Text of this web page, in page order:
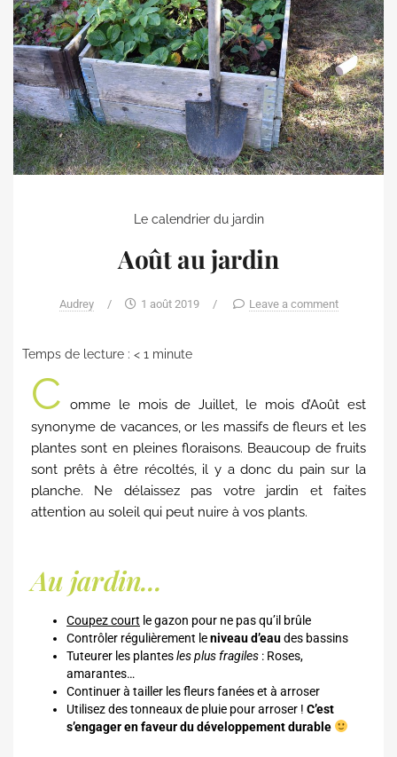
Le calendrier du jardin
Août au jardin
Audrey / 1 août 2019 / Leave a comment
Temps de lecture : < 1 minute
C
omme le mois de Juillet, le mois d’Août est
synonyme de vacances, or les massifs de fleurs et les
plantes sont en pleines floraisons. Beaucoup de fruits
sont prêts à être récoltés, il y a donc du pain sur la
planche. Ne délaissez pas votre jardin et faites
attention au soleil qui peut nuire à vos plants.
Au jardin...
Coupez court le gazon pour ne pas qu’il brûle
Contrôler régulièrement leniveau d’eaudes bassins
Tuteurer les plantesles plus fragiles : Roses,
amarantes…
Continuer à tailler les fleurs fanées et à arroser
Utilisez des tonneaux de pluie pour arroser ! C’est
s’engager en faveur du développement durable